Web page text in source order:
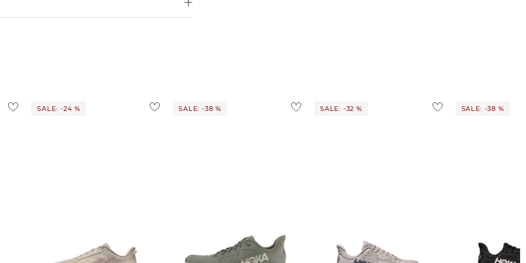
Ausland findest duhier
SALE: -24 % SALE: -38 % SALE: -32 % SALE: -38 %